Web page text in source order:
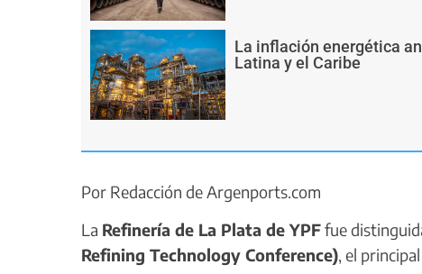
La inflación energética
Latina y el Caribe
Por Redacción de Argenports.com
La Refinería de La Plata de YPFfue
Refining Technology Conference), el